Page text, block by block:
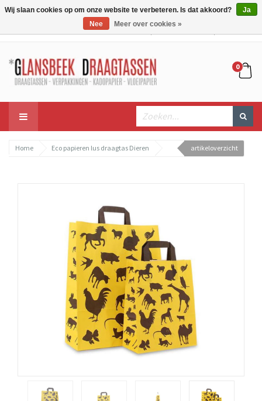
0
Home Eco papieren lus draagtas Dieren artikeloverzicht
Wij slaan cookies op om onze website te verbeteren. Is dat akkoord?
Ja
Nee
Meer over cookies »